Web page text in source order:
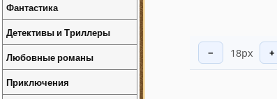
− 18px +
Фантастика
Детективы и Триллеры
Любовные романы
Приключения